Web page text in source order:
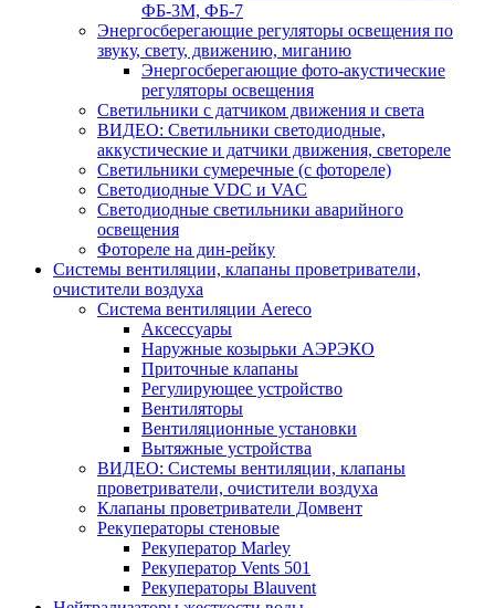
ФБ-3М, ФБ-7
Энергосберегающие регуляторы освещения по
звуку, свету, движению, миганию
Энергосберегающие фото-акустические
регуляторы освещения
Светильники с датчиком движения и света
ВИДЕО: Светильники светодиодные,
аккустические и датчики движения, светореле
Светильники сумеречные (с фотореле)
Светодиодные VDC и VAC
Светодиодные светильники аварийного
освещения
Фотореле на дин-рейку
Системы вентиляции, клапаны проветриватели,
очистители воздуха
Система вентиляции Aereco
Аксессуары
Наружные козырьки АЭРЭКО
Приточные клапаны
Регулирующее устройство
Вентиляторы
Вентиляционные установки
Вытяжные устройства
ВИДЕО: Системы вентиляции, клапаны
проветриватели, очистители воздуха
Клапаны проветриватели Домвент
Рекуператоры стеновые
Рекуператор Marley
Рекуператор Vents 501
Рекуператоры Blauvent